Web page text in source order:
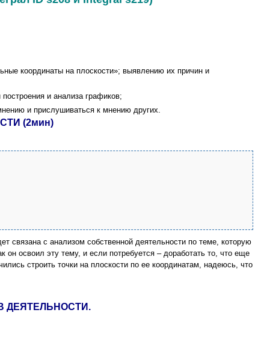
координаты на плоскости»; выявлению их причин и
и анализа графиков;
и прислушиваться к мнению других.
(2мин)
связана с анализом собственной деятельности по теме, которую
освоил эту тему, и если потребуется – доработать то, что еще
строить точки на плоскости по ее координатам, надеюсь, что
ДЕЯТЕЛЬНОСТИ.